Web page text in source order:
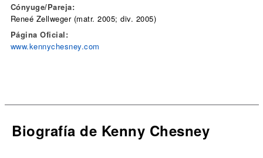
Cónyuge/Pareja:
Reneé Zellweger (matr. 2005; div. 2005)
Página Oficial:
www.kennychesney.com
Biografía de Kenny Chesney